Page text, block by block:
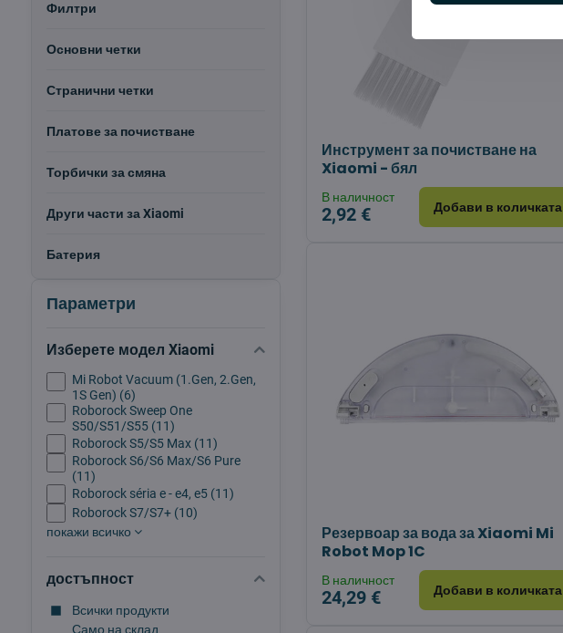
Инструмент за почистване на
Xiaomi - бял
В наличност
2,92 € Добави в количката
Резервоар за вода за Xiaomi Mi
Robot Mop 1C
В наличност
24,29 € Добави в количката
Параметри
Изберете модел Xiaomi
Mi Robot Vacuum (1.Gen, 2.Gen,
1S Gen) (6)
Roborock Sweep One
S50/S51/S55 (11)
Roborock S5/S5 Max (11)
Roborock S6/S6 Max/S6 Pure
(11)
Roborock séria e - e4, e5 (11)
Roborock S7/S7+ (10)
покажи всичко
достъпност
Всички продукти
Само на склад
Филтри
Основни четки
Странични четки
Платове за почистване
Торбички за смяна
Други части за Xiaomi
Батерия